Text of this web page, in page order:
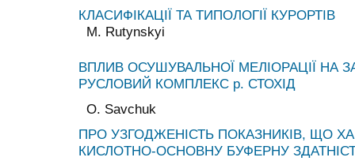
КЛАСИФІКАЦІЇ ТА ТИПОЛОГІЇ КУРОРТІВ
M. Rutynskyi
ВПЛИВ ОСУШУВАЛЬНОЇ МЕЛІОРАЦІЇ НА
РУСЛОВИЙ КОМПЛЕКС р. СТОХІД
O. Savchuk
ПРО УЗГОДЖЕНІСТЬ ПОКАЗНИКІВ, ЩО
КИСЛОТНО-ОСНОВНУ БУФЕРНУ